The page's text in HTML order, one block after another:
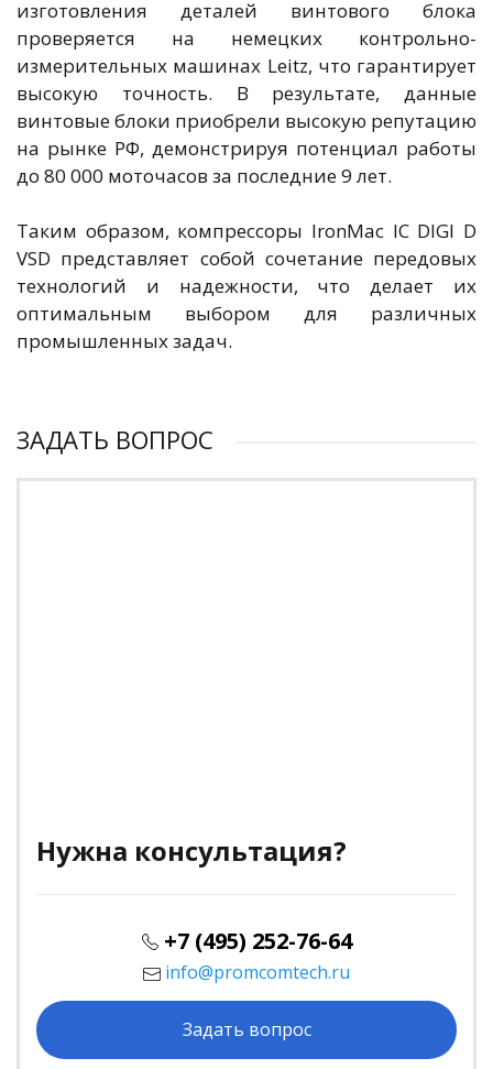
изготовления деталей винтового блока
проверяется на немецких контрольно-
измерительных машинах Leitz, что гарантирует
высокую точность. В результате, данные
винтовые блоки приобрели высокую репутацию
на рынке РФ, демонстрируя потенциал работы
до 80 000 моточасов за последние 9 лет.
Таким образом, компрессоры IronMac IC DIGI D
VSD представляет собой сочетание передовых
технологий и надежности, что делает их
оптимальным выбором для различных
промышленных задач.
ЗАДАТЬ ВОПРОС
Нужна консультация?
+7 (495) 252-76-64
info@promcomtech.ru
Задать вопрос